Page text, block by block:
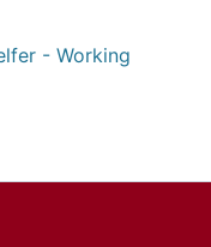
- Working